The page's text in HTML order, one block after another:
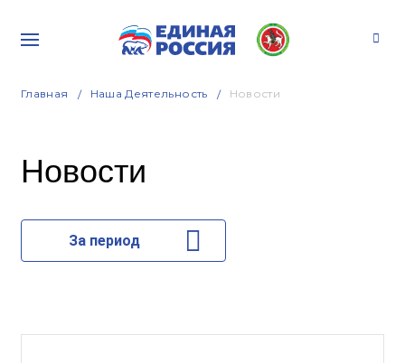
Главная Наша Деятельность Новости
Новости
За период